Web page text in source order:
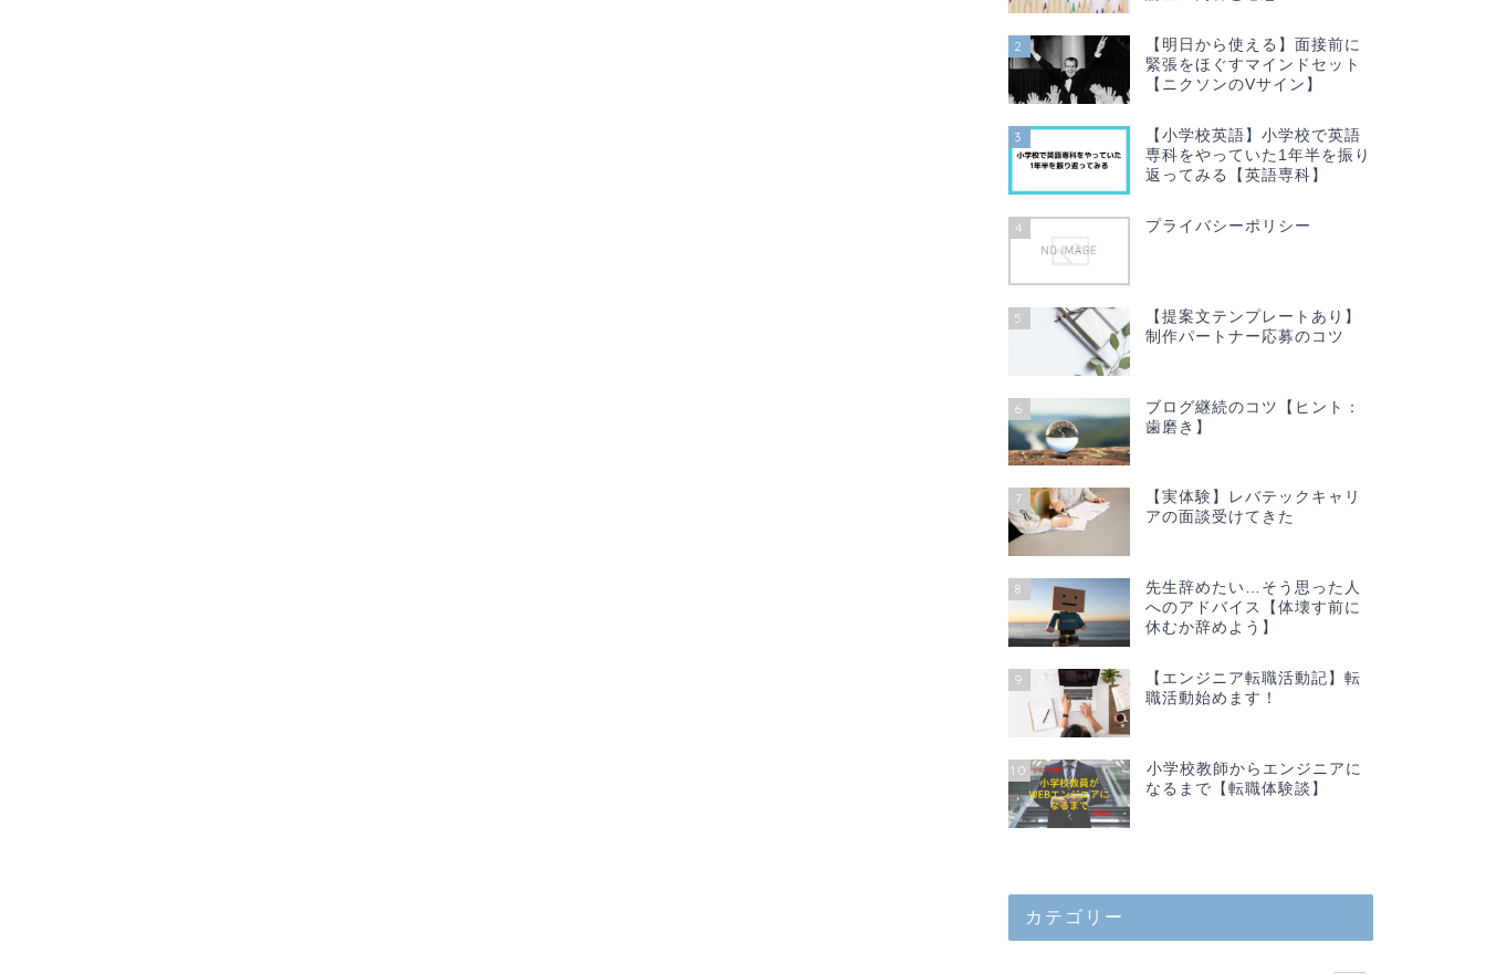
2
【明日から使える】面接前に
緊張をほぐすマインドセット
【ニクソンのVサイン】
3
【小学校英語】小学校で英語
専科をやっていた1年半を振り
返ってみる【英語専科】
4 プライバシーポリシー
5
【提案文テンプレートあり】
制作パートナー応募のコツ
6
ブログ継続のコツ【ヒント：
歯磨き】
7
【実体験】レバテックキャリ
アの面談受けてきた
8
先生辞めたい…そう思った人
へのアドバイス【体壊す前に
休むか辞めよう】
9
【エンジニア転職活動記】転
職活動始めます！
10
小学校教師からエンジニアに
なるまで【転職体験談】
カテゴリー